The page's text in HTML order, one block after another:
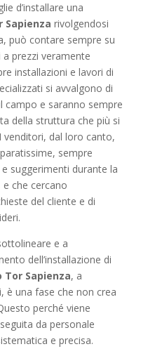
d’installare una
Sapienza rivolgendosi
può contare sempre su
prezzi veramente
installazioni e lavori di
si avvalgono di
campo e saranno sempre
della struttura che più si
venditori, dal loro canto,
sempre
suggerimenti durante la
che cercano
del cliente e di
e a
dell’installazione di
Sapienza, a
è una fase che non crea
perché viene
da personale
e precisa.